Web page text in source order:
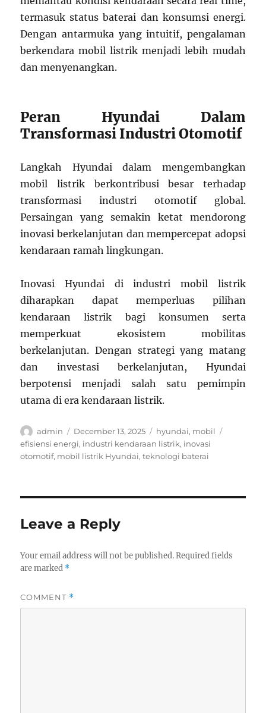
termasuk status baterai dan konsumsi energi.
Dengan antarmuka yang intuitif, pengalaman
berkendara mobil listrik menjadi lebih mudah
dan menyenangkan.
Peran Hyundai Dalam
Transformasi Industri Otomotif
Langkah Hyundai dalam mengembangkan
mobil listrik berkontribusi besar terhadap
transformasi industri otomotif global.
Persaingan yang semakin ketat mendorong
inovasi berkelanjutan dan mempercepat adopsi
kendaraan ramah lingkungan.
Inovasi Hyundai di industri mobil listrik
diharapkan dapat memperluas pilihan
kendaraan listrik bagi konsumen serta
memperkuat ekosistem mobilitas
berkelanjutan. Dengan strategi yang matang
dan investasi berkelanjutan, Hyundai
berpotensi menjadi salah satu pemimpin
utama di era kendaraan listrik.
Author
admin
Posted
on
December 13, 2025 Categories
hyundai, mobil
efisiensi energi, industri kendaraan listrik, inovasi
otomotif, mobil listrik Hyundai,teknologi baterai
Leave a Reply
Your email address will not be published. Required fields
are marked *
COMMENT *